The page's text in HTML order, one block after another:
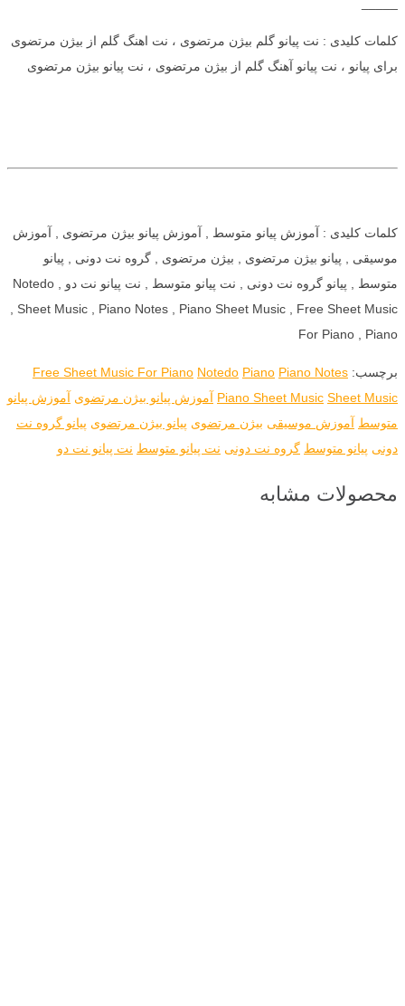
کلمات کلیدی : نت پیانو گلم بیژن مرتضوی ، نت اهنگ گلم از بیژن مرتضوی
برای پیانو ، نت پیانو آهنگ گلم از بیژن مرتضوی ، نت پیانو بیژن مرتضوی
کلمات کلیدی : آموزش پیانو متوسط , آموزش پیانو بیژن مرتضوی , آموزش
موسیقی , پیانو بیژن مرتضوی , بیژن مرتضوی , گروه نت دونی , پیانو
متوسط , پیانو گروه نت دونی , نت پیانو متوسط , نت پیانو نت دو , Notedo
, Sheet Music , Piano Notes , Piano Sheet Music , Free Sheet Music
For Piano , Piano
برچسب: Free Sheet Music For Piano Notedo Piano Piano Notes
Piano Sheet Music Sheet Music آموزش پیانو بیژن مرتضوی آموزش پیانو
متوسط آموزش موسیقی بیژن مرتضوی پیانو بیژن مرتضوی پیانو گروه نت
دونی پیانو متوسط گروه نت دونی نت پیانو متوسط نت پیانو نت دو
محصولات مشابه